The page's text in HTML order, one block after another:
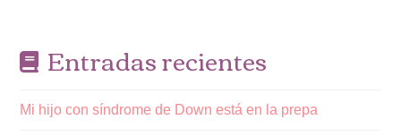
Entradas recientes
Mi hijo con síndrome de Down está en la prepa